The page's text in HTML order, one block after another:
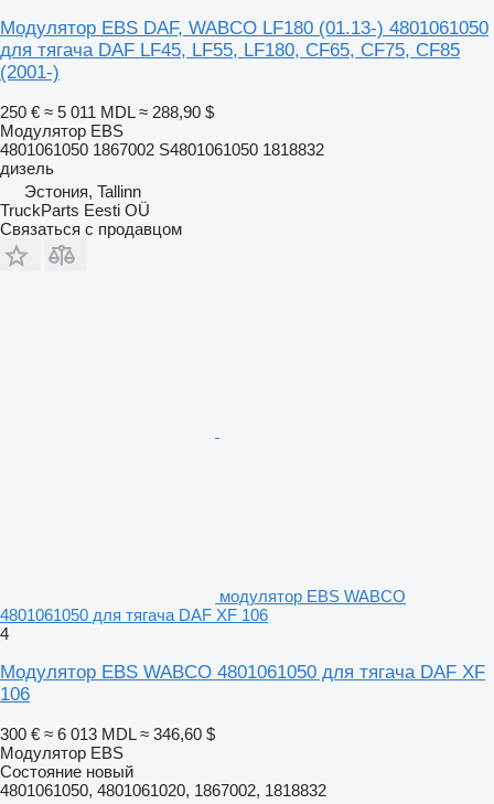
Модулятор EBS DAF, WABCO LF180 (01.13-) 4801061050
для тягача DAF LF45, LF55, LF180, CF65, CF75, CF85
(2001-)
250 € ≈ 5 011 MDL ≈ 288,90 $
Модулятор EBS
4801061050 1867002 S4801061050 1818832
дизель
Эстония, Tallinn
TruckParts Eesti OÜ
Связаться с продавцом
модулятор EBS WABCO
4801061050 для тягача DAF XF 106
4
Модулятор EBS WABCO 4801061050 для тягача DAF XF
106
300 € ≈ 6 013 MDL ≈ 346,60 $
Модулятор EBS
Состояние новый
4801061050, 4801061020, 1867002, 1818832